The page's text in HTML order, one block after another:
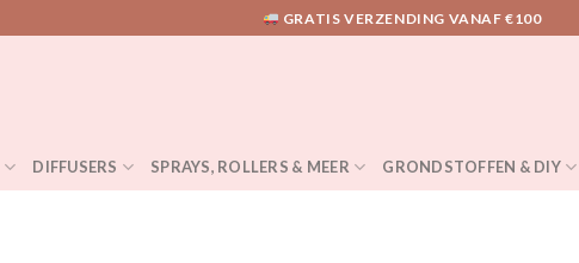
GRATIS VERZENDING VANAF €100
DIFFUSERS SPRAYS, ROLLERS & MEER GRONDSTOFFEN & DIY